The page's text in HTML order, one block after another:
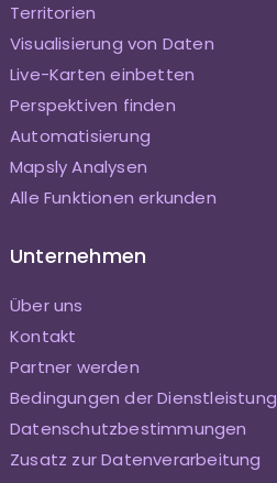
Territorien
Visualisierung von Daten
Live-Karten einbetten
Perspektiven finden
Automatisierung
Mapsly Analysen
Alle Funktionen erkunden
Unternehmen
Über uns
Kontakt
Partner werden
Bedingungen der Dienstleistung
Datenschutzbestimmungen
Zusatz zur Datenverarbeitung